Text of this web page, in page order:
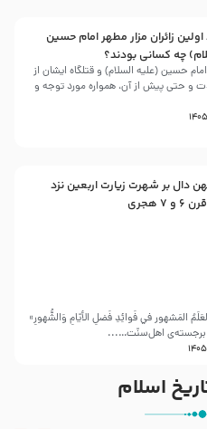
اولین زائران مزار مطهر امام حسین
چه کسانی بودند؟
حسین (علیه السلام) و قتلگاه ایشان از
و حتی پیش از آن، همواره مورد توجه و
دال بر شهرت زیارت اربعین نزد
هجری
المَشهور في فَوائِدِ فَضلِ الأيّامِ وَالشُّهورِ»
برجسته‌ی اهل‌سنّت…...
اسلام